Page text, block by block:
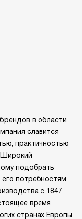
в области
славится
практичностью
Широкий
подобрать
потребностям
с 1847
время
странах Европы